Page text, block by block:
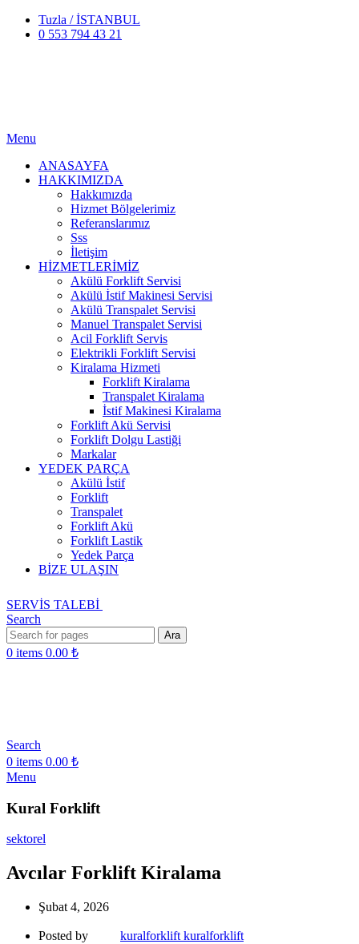
Tuzla / İSTANBUL
0 553 794 43 21
Menu
ANASAYFA
HAKKIMIZDA
Hakkımızda
Hizmet Bölgelerimiz
Referanslarımız
Sss
İletişim
HİZMETLERİMİZ
Akülü Forklift Servisi
Akülü İstif Makinesi Servisi
Akülü Transpalet Servisi
Manuel Transpalet Servisi
Acil Forklift Servis
Elektrikli Forklift Servisi
Kiralama Hizmeti
Forklift Kiralama
Transpalet Kiralama
İstif Makinesi Kiralama
Forklift Akü Servisi
Forklift Dolgu Lastiği
Markalar
YEDEK PARÇA
Akülü İstif
Forklift
Transpalet
Forklift Akü
Forklift Lastik
Yedek Parça
BİZE ULAŞIN
SERVİS TALEBİ
Search
Ara
0 items 0.00 ₺
Search
0 items 0.00 ₺
Menu
Kural Forklift
sektorel
Avcılar Forklift Kiralama
Şubat 4, 2026
Posted by kuralforklift kuralforklift